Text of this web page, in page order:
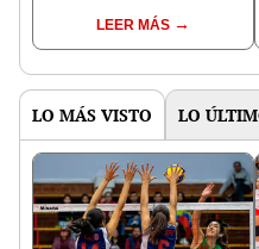
Eliminatorias 2026
LEER MÁS
LO MÁS VISTO LO